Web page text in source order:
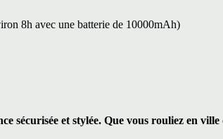
8h avec une batterie de 10000mAh)
et stylée. Que vous rouliez en ville